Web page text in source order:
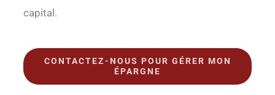
capital.
CONTACTEZ-NOUS POUR GÉRER MON
ÉPARGNE